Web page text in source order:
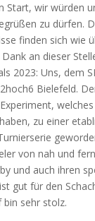
Start, wir würden
zu dürfen.
finden sich wie
Dank an dieser
2023: Uns, dem
Bielefeld.
zu einer
von nah und
und auch ihren
gut für den
bin sehr stolz.